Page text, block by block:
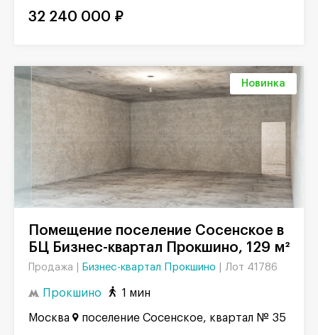
32 240 000 ₽
Новинка
БЦ Бизнес-квартал Прокшино, 129 м²
Продажа | Бизнес-квартал Прокшино Лот 41786
Прокшино 1 мин
Москва поселение Сосенское, квартал № 35